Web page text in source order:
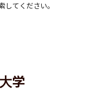
てください。
学